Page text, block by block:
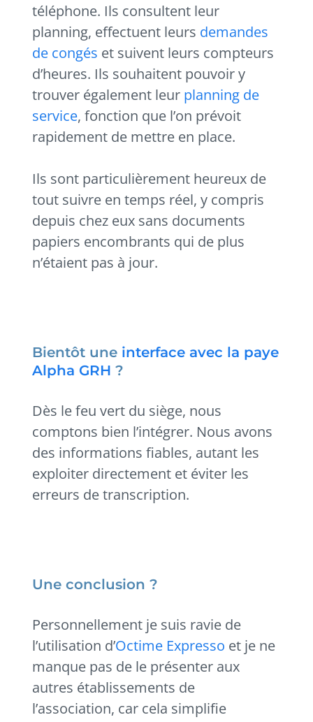
téléphone. Ils consultent leur
planning, effectuent leurs demandes
de congés et suivent leurs compteurs
d’heures. Ils souhaitent pouvoir y
trouver également leur planning de
service, fonction que l’on prévoit
rapidement de mettre en place.
Ils sont particulièrement heureux de
tout suivre en temps réel, y compris
depuis chez eux sans documents
papiers encombrants qui de plus
n’étaient pas à jour.
Bientôt une interface avec la paye
Alpha GRH ?
Dès le feu vert du siège, nous
comptons bien l’intégrer. Nous avons
des informations fiables, autant les
exploiter directement et éviter les
erreurs de transcription.
Une conclusion ?
Personnellement je suis ravie de
l’utilisation d’Octime Expresso et je ne
manque pas de le présenter aux
autres établissements de
l’association, car cela simplifie